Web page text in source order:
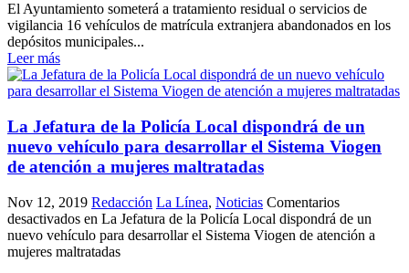
El Ayuntamiento someterá a tratamiento residual o servicios de
vigilancia 16 vehículos de matrícula extranjera abandonados en los
depósitos municipales...
Leer más
La Jefatura de la Policía Local dispondrá de un
nuevo vehículo para desarrollar el Sistema Viogen
de atención a mujeres maltratadas
Nov 12, 2019 Redacción La Línea, Noticias Comentarios
desactivados en La Jefatura de la Policía Local dispondrá de un
nuevo vehículo para desarrollar el Sistema Viogen de atención a
mujeres maltratadas